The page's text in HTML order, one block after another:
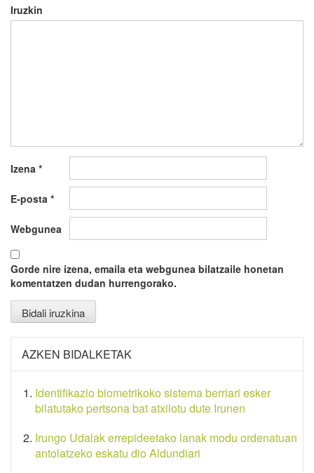
Iruzkin
Izena *
E-posta *
Webgunea
Gorde nire izena, emaila eta webgunea bilatzaile honetan
komentatzen dudan hurrengorako.
AZKEN BIDALKETAK
Identifikazio biometrikoko sistema berriari esker
bilatutako pertsona bat atxilotu dute Irunen
Irungo Udalak errepideetako lanak modu ordenatuan
antolatzeko eskatu dio Aldundiari